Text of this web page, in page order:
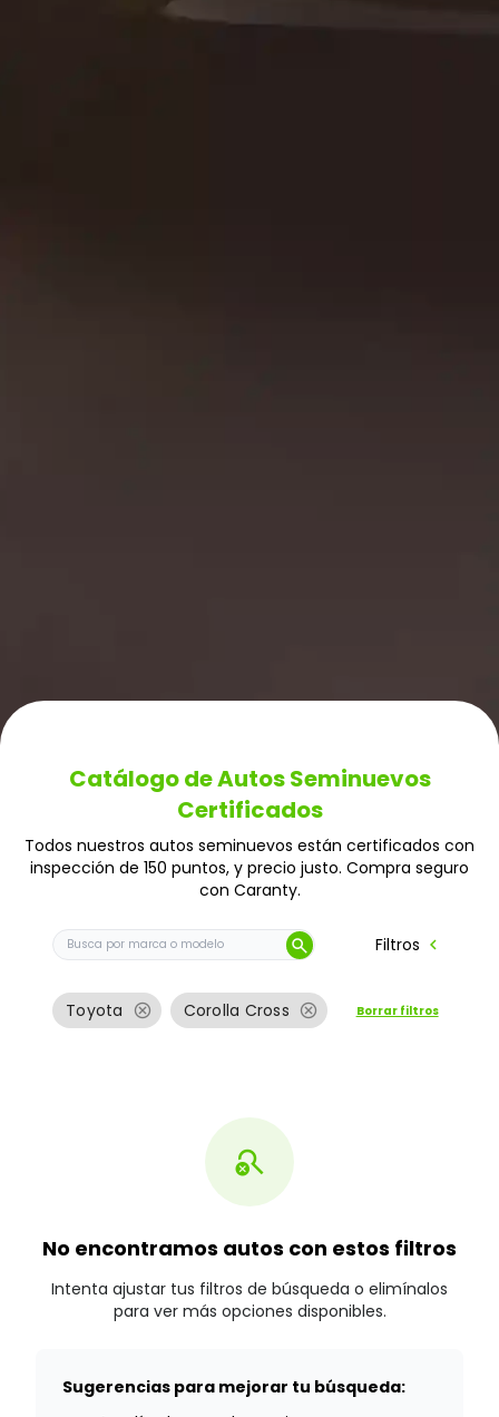
Catálogo de Autos Seminuevos
Certificados
Todos nuestros autos seminuevos están certificados con
inspección de 150 puntos, y precio justo. Compra seguro
con Caranty.
Buscar auto por marca o modelo
search Filtros chevron_left
Toyota cancel Corolla Cross cancel Borrar filtros
search_off
No encontramos autos con estos filtros
Intenta ajustar tus filtros de búsqueda o elimínalos
para ver más opciones disponibles.
Sugerencias para mejorar tu búsqueda: